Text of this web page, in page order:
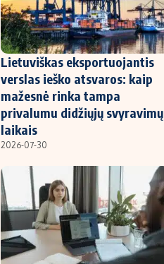
Lietuviškas eksportuojantis
verslas ieško atsvaros: kaip
mažesnė rinka tampa
privalumu didžiųjų svyravimų
laikais
2026-07-30